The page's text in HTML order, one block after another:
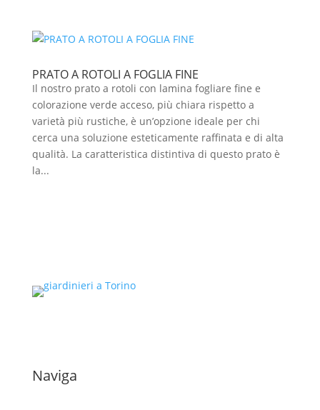
PRATO A ROTOLI A FOGLIA FINE
Il nostro prato a rotoli con lamina fogliare fine e
colorazione verde acceso, più chiara rispetto a
varietà più rustiche, è un’opzione ideale per chi
cerca una soluzione esteticamente raffinata e di alta
qualità. La caratteristica distintiva di questo prato è
la...
Naviga